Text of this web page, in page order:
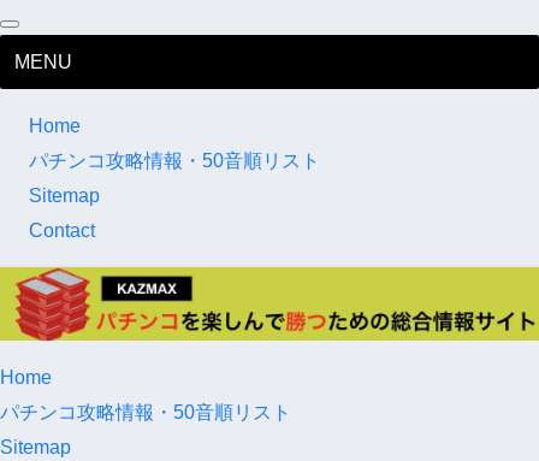
MENU
Home
パチンコ攻略情報・50音順リスト
Sitemap
Contact
Home
パチンコ攻略情報・50音順リスト
Sitemap